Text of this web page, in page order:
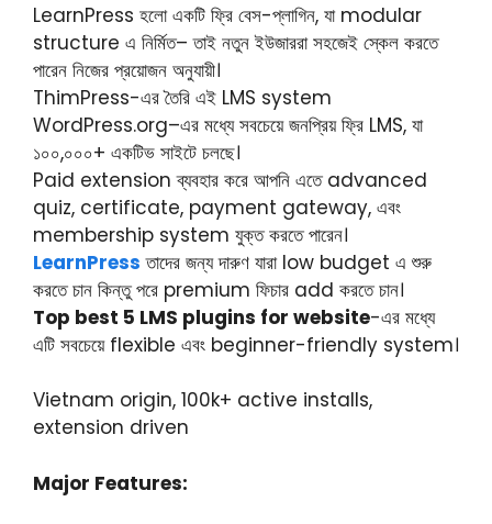
LearnPress হলো একটি ফ্রি বেস-প্লাগিন, যা modular
structure এ নির্মিত– তাই নতুন ইউজাররা সহজেই স্কেল করতে
পারেন নিজের প্রয়োজন অনুযায়ী।
ThimPress-এর তৈরি এই LMS system
WordPress.org–এর মধ্যে সবচেয়ে জনপ্রিয় ফ্রি LMS, যা
১০০,০০০+ একটিভ সাইটে চলছে।
Paid extension ব্যবহার করে আপনি এতে advanced
quiz, certificate, payment gateway, এবং
membership system যুক্ত করতে পারেন।
LearnPress তাদের জন্য দারুণ যারা low budget এ শুরু
করতে চান কিন্তু পরে premium ফিচার add করতে চান।
Top best 5 LMS plugins for website-এর মধ্যে
এটি সবচেয়ে flexible এবং beginner-friendly system।
Vietnam origin, 100k+ active installs,
extension driven
Major Features: